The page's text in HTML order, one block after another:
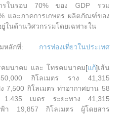
รในรอบ 70% ของ GDP รวม
และภาคการเกษตร ผลิตภัณฑ์ของ
ในด้านวิศวกรรมโดยเฉพาะใน
มหลักที่: การท่องเที่ยวในประเทศ
คมนาคม และ โทรคมนาคม[แก้]เส้น
กิโลเมตร ราง 41,315
7,500 กิโลเมตร ท่าอากาศยาน 58
เมตร ระยะทาง 41,315
ฟ้า 19,857 กิโลเมตร ผู้โดยสาร